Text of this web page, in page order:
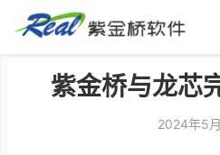
紫金桥软件
紫金桥与龙芯
2024年5